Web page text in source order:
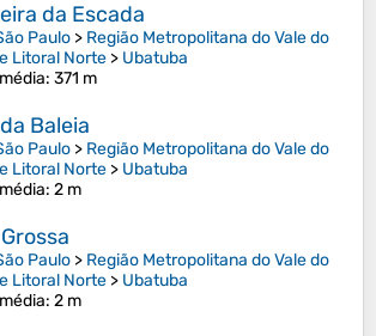
da Escada
Paulo > Região Metropolitana do Vale do
Litoral Norte > Ubatuba
: 371 m
Baleia
Paulo > Região Metropolitana do Vale do
Litoral Norte > Ubatuba
: 2 m
Paulo > Região Metropolitana do Vale do
Litoral Norte > Ubatuba
: 2 m